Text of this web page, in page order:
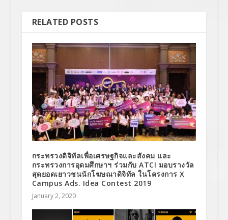
RELATED POSTS
กระทรวงดิจิทัลเพื่อเศรษฐกิจและสังคม และ
กระทรวงการอุดมศึกษาฯ ร่วมกับ ATCI มอบรางวัล
สุดยอดเยาวชนนักโฆษณาดิจิทัล ในโครงการ X
Campus Ads. Idea Contest 2019
January 2, 2020